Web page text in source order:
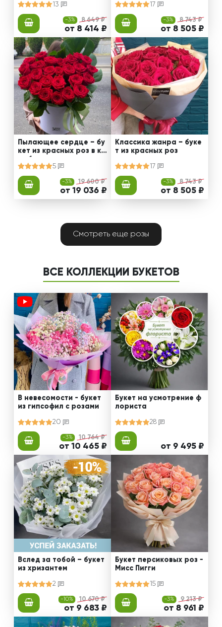
13
-3% 8 649 ₽
от 8 414 ₽
17
-3% 8 743 ₽
от 8 505 ₽
Пылающее сердце – бу
кет из красных роз в ко
робке
5
-3% 19 600 ₽
от 19 036 ₽
Классика жанра – буке
т из красных роз
17
-3% 8 743 ₽
от 8 505 ₽
Смотреть еще розы
ВСЕ КОЛЛЕКЦИИ БУКЕТОВ
В невесомости - букет
из гипсофил с розами
20
-3% 10 764 ₽
от 10 465 ₽
Букет на усмотрение ф
лориста
28
от 9 495 ₽
Вслед за тобой – букет
из хризантем
2
-10% 10 670 ₽
от 9 683 ₽
Букет персиковых роз -
Мисс Пигги
15
-3% 9 213 ₽
от 8 961 ₽